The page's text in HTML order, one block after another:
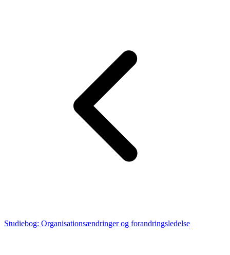
Studiebog: Organisationsændringer og forandringsledelse